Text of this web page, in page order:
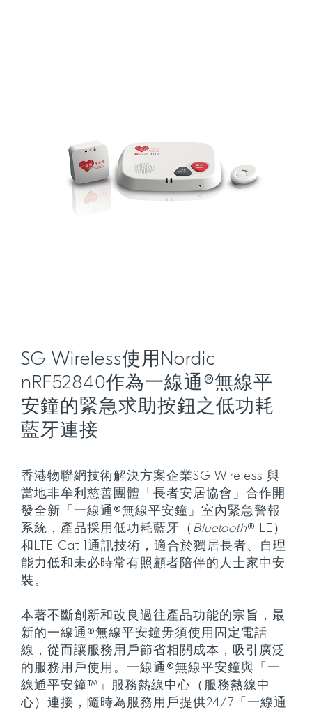
SG Wireless使用Nordic
nRF52840作為一線通®無線平
安鐘的緊急求助按鈕之低功耗
藍牙連接
香港物聯網技術解決方案企業SG Wireless 與
當地非牟利慈善團體「長者安居協會」合作開
發全新「一線通®無線平安鐘」室內緊急警報
系統，產品採用低功耗藍牙（ Bluetooth® LE）
和LTE Cat 1通訊技術，適合於獨居長者、自理
能力低和未必時常有照顧者陪伴的人士家中安
裝。
本著不斷創新和改良過往產品功能的宗旨，最
新的一線通®無線平安鐘毋須使用固定電話
線，從而讓服務用戶節省相關成本，吸引廣泛
的服務用戶使用。一線通®無線平安鐘與「一
線通平安鐘™」服務熱線中心（服務熱線中
心）連接，隨時為服務用戶提供24/7「一線通